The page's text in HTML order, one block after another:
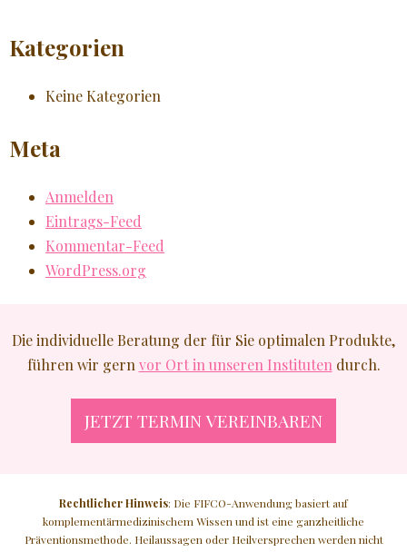
Kategorien
Keine Kategorien
Meta
Anmelden
Eintrags-Feed
Kommentar-Feed
WordPress.org
Die individuelle Beratung der für Sie optimalen Produkte,
führen wir gern vor Ort in unseren Instituten durch.
JETZT TERMIN VEREINBAREN
Rechtlicher Hinweis: Die FIFCO-Anwendung basiert auf
komplementärmedizinischem Wissen und ist eine ganzheitliche
Präventionsmethode. Heilaussagen oder Heilversprechen werden nicht